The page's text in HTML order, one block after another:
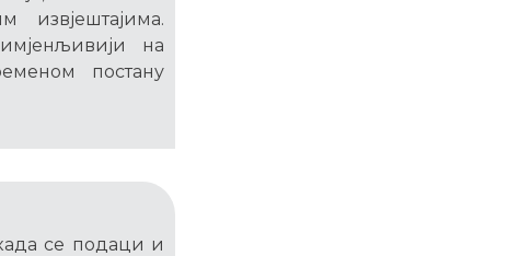
на
постану
се подаци и